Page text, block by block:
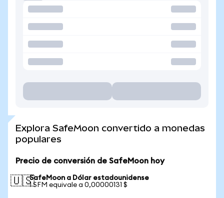
Explora SafeMoon convertido a monedas
populares
Precio de conversión de SafeMoon hoy
🇺🇸SafeMoon a Dólar estadounidense
1 SFM equivale a 0,00000131 $